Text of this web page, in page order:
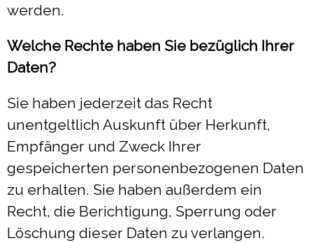
werden.
Welche Rechte haben Sie bezüglich Ihrer
Daten?
Sie haben jederzeit das Recht
unentgeltlich Auskunft über Herkunft,
Empfänger und Zweck Ihrer
gespeicherten personenbezogenen Daten
zu erhalten. Sie haben außerdem ein
Recht, die Berichtigung, Sperrung oder
Löschung dieser Daten zu verlangen.